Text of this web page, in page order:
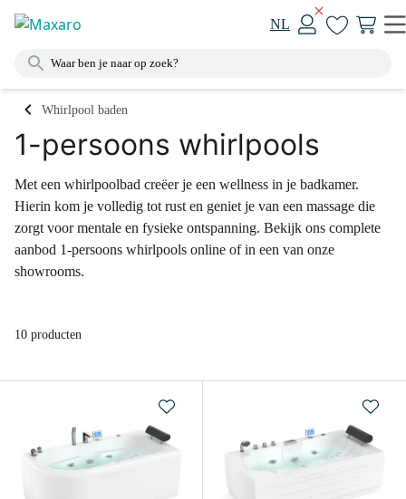
NL
Whirlpool baden
1-persoons whirlpools
Met een whirlpoolbad creëer je een wellness in je badkamer.
Hierin kom je volledig tot rust en geniet je van een massage die
zorgt voor mentale en fysieke ontspanning. Bekijk ons complete
aanbod 1-persoons whirlpools online of in een van onze
showrooms.
10 producten